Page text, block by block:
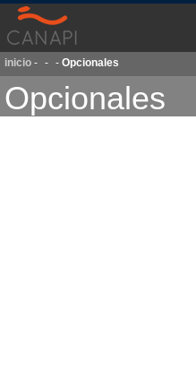
inicio - - - Opcionales
Opcionales